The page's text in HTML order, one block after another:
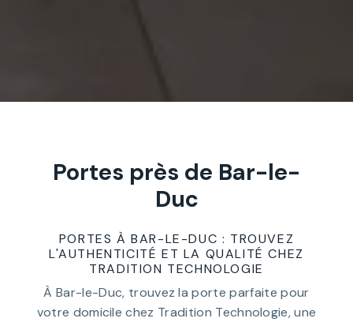
Portes près de Bar-le-
Duc
PORTES À BAR-LE-DUC : TROUVEZ
L'AUTHENTICITÉ ET LA QUALITÉ CHEZ
TRADITION TECHNOLOGIE
À Bar-le-Duc, trouvez la porte parfaite pour
votre domicile chez Tradition Technologie, une